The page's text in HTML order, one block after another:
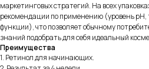
маркетинговых стратегий. На всех
рекомендации по применению (уровень
функции), что позволяет обычному
знаний подобрать для себя идеальный
Преимущества
1. Ретинол для начинающих.